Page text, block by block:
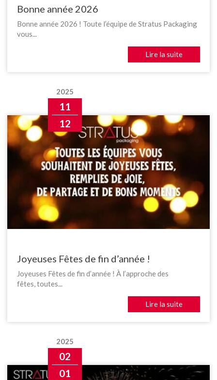
Bonne année 2026
Bonne année 2026 ! Toute l’équipe de Stratus Packaging
vous...
Lire la suite
2025
11
12
Joyeuses Fêtes de fin d’année !
Joyeuses Fêtes de fin d’année ! À l’approche des
fêtes, toutes...
Lire la suite
2025
02
01